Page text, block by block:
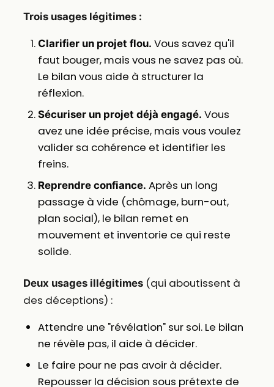
Trois usages légitimes :
Clarifier un projet flou. Vous savez qu'il
faut bouger, mais vous ne savez pas où.
Le bilan vous aide à structurer la
réflexion.
Sécuriser un projet déjà engagé. Vous
avez une idée précise, mais vous voulez
valider sa cohérence et identifier les
freins.
Reprendre confiance. Après un long
passage à vide (chômage, burn-out,
plan social), le bilan remet en
mouvement et inventorie ce qui reste
solide.
Deux usages illégitimes(qui aboutissent à
des déceptions) :
Attendre une "révélation" sur soi. Le bilan
ne révèle pas, il aide à décider.
Le faire pour ne pas avoir à décider.
Repousser la décision sous prétexte de